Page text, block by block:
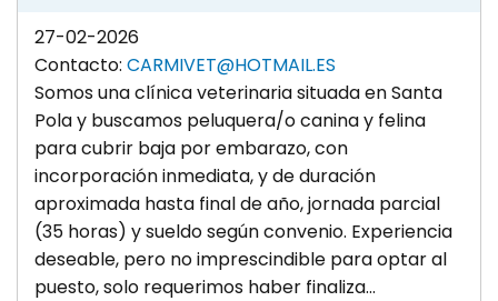
27-02-2026
Contacto: CARMIVET@HOTMAIL.ES
Somos una clínica veterinaria situada en Santa
Pola y buscamos peluquera/o canina y felina
para cubrir baja por embarazo, con
incorporación inmediata, y de duración
aproximada hasta final de año, jornada parcial
(35 horas) y sueldo según convenio. Experiencia
deseable, pero no imprescindible para optar al
puesto, solo requerimos haber finaliza...